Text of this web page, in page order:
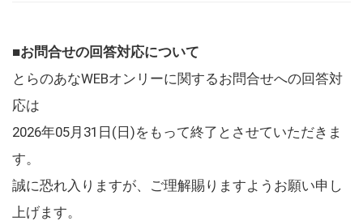
■お問合せの回答対応について
とらのあなWEBオンリーに関するお問合せへの回答対
応は
2026年05月31日(日)をもって終了とさせていただきま
す。
誠に恐れ入りますが、ご理解賜りますようお願い申し
上げます。